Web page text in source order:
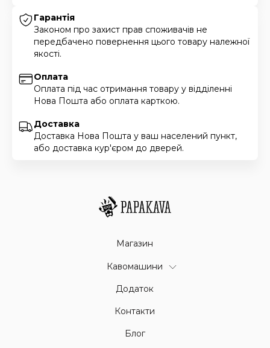
Гарантія
Законом про захист прав споживачів не
передбачено повернення цього товару належної
якості.
Оплата
Оплата під час отримання товару у відділенні
Нова Пошта або оплата карткою.
Доставка
Доставка Нова Пошта у ваш населений пункт,
або доставка кур'єром до дверей.
Магазин
Кавомашини
Додаток
Контакти
Блог